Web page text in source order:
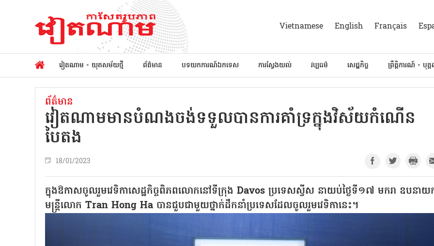
Vietnamese English Français
វៀតណាម - យុគសម័យថ្មី ព័ត៌មាន បទយកការណ៍ឯកទេស ការស្វែងយល់ វប្បធម៌ សេដ្ឋកិច្ច ព្រឹត្តិការណ៍ - បុគ្
ព័ត៌មាន
វៀតណាមមានបំណងចង់ទទួលបានការគាំទ្រក្នុងវិស័យកំណើន
បៃតង
18/01/2023
ក្នុងឱកាសចូលរួមវេទិកាសេដ្ឋកិច្ចពិភពលោកនៅទីក្រុង Davos ប្រទេសស្វីស នាយប់ថ្ងៃទី១៧ មករា ឧបនាយក
មន្ត្រីលោក Tran Hong Ha បានជួបជាមួយថ្នាក់ដឹកនាំប្រទេសដែលចូលរួមវេទិកានេះ។